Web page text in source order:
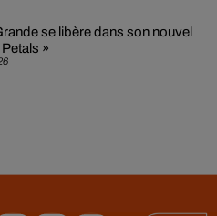
se libère dans son nouvel
»